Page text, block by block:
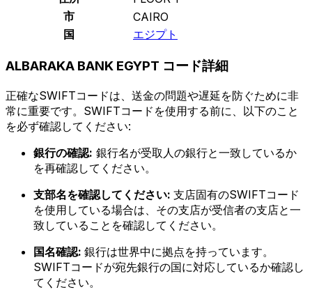
市
CAIRO
国
エジプト
ALBARAKA BANK EGYPT コード詳細
正確なSWIFTコードは、送金の問題や遅延を防ぐために非
常に重要です。SWIFTコードを使用する前に、以下のこと
を必ず確認してください:
銀行の確認: 銀行名が受取人の銀行と一致しているか
を再確認してください。
支部名を確認してください: 支店固有のSWIFTコード
を使用している場合は、その支店が受信者の支店と一
致していることを確認してください。
国名確認: 銀行は世界中に拠点を持っています。
SWIFTコードが宛先銀行の国に対応しているか確認し
てください。